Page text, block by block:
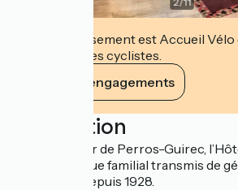
Cet établissement est Accueil Vélo
accueillir des cyclistes.
Voir ses engagements
Description
En plein cœur de Perros-Guirec,
hôtel-boutique familial transmis de
génération depuis 1928.